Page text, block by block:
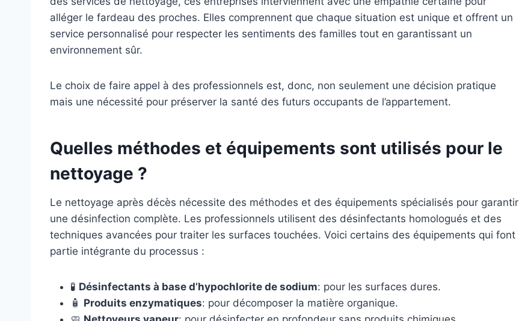
alléger le fardeau des proches. Elles comprennent que chaque situation est unique et offrent un
service personnalisé pour respecter les sentiments des familles tout en garantissant un
environnement sûr.
Le choix de faire appel à des professionnels est, donc, non seulement une décision pratique
mais une nécessité pour préserver la santé des futurs occupants de l’appartement.
Quelles méthodes et équipements sont utilisés pour le
nettoyage ?
Le nettoyage après décès nécessite des méthodes et des équipements spécialisés pour garantir
une désinfection complète. Les professionnels utilisent des désinfectants homologués et des
techniques avancées pour traiter les surfaces touchées. Voici certains des équipements qui font
partie intégrante du processus :
🧪 Désinfectants à base d’hypochlorite de sodium: pour les surfaces dures.
🧴 Produits enzymatiques: pour décomposer la matière organique.